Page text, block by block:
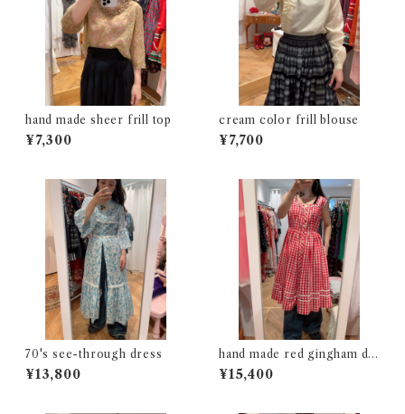
hand made sheer frill top
¥7,300
cream color frill blouse
¥7,700
70's see-through dress
¥13,800
hand made red gingham dr
ess
¥15,400